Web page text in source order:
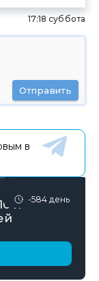
17:18 суббота
Отправить
в
-584 день
и